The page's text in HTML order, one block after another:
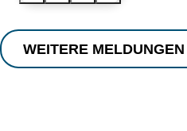
WEITERE MELDUNGEN